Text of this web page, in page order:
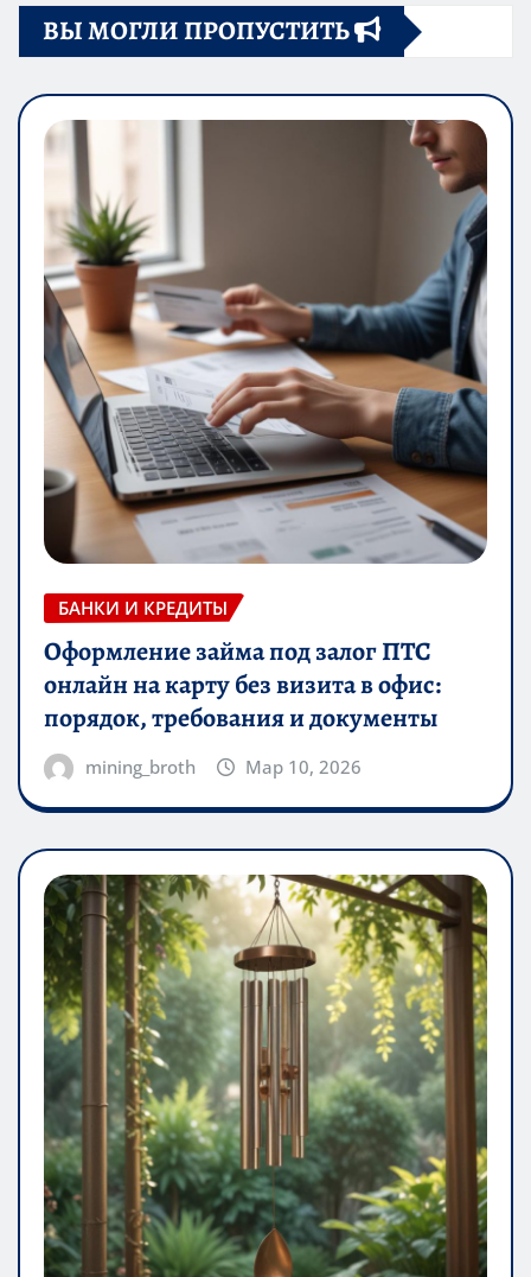
ВЫ МОГЛИ ПРОПУСТИТЬ
БАНКИ И КРЕДИТЫ
Оформление займа под залог ПТС
онлайн на карту без визита в офис:
порядок, требования и документы
mining_broth Мар 10, 2026